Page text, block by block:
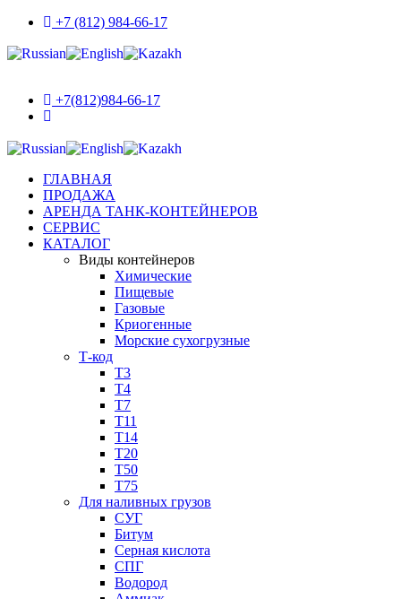
+7 (812) 984-66-17
+7(812)984-66-17
ГЛАВНАЯ
ПРОДАЖА
АРЕНДА ТАНК-КОНТЕЙНЕРОВ
СЕРВИС
КАТАЛОГ
Виды контейнеров
Химические
Пищевые
Газовые
Криогенные
Морские сухогрузные
Т-код
Т3
Т4
Т7
Т11​
Т14
Т20
Т50
Т75
Для наливных грузов
СУГ
Битум
Серная кислота
СПГ
Водород